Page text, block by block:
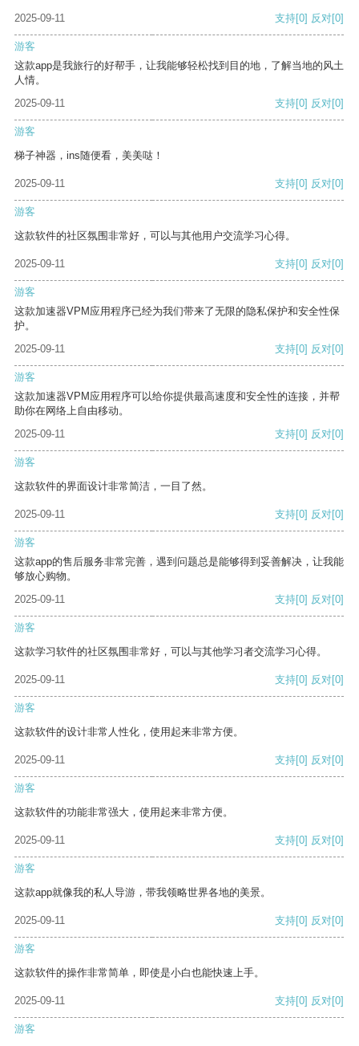
2025-09-11 支持[0] 反对[0]
游客
这款app是我旅行的好帮手，让我能够轻松找到目的地，了解当地的风土
人情。
2025-09-11
支持[0] 反对[0]
游客
梯子神器，ins随便看，美美哒！
2025-09-11 支持[0] 反对[0]
游客
这款软件的社区氛围非常好，可以与其他用户交流学习心得。
2025-09-11 支持[0] 反对[0]
游客
这款加速器VPM应用程序已经为我们带来了无限的隐私保护和安全性保
护。
2025-09-11
支持[0] 反对[0]
游客
这款加速器VPM应用程序可以给你提供最高速度和安全性的连接，并帮
助你在网络上自由移动。
2025-09-11
支持[0] 反对[0]
游客
这款软件的界面设计非常简洁，一目了然。
2025-09-11 支持[0] 反对[0]
游客
这款app的售后服务非常完善，遇到问题总是能够得到妥善解决，让我能
够放心购物。
2025-09-11
支持[0] 反对[0]
游客
这款学习软件的社区氛围非常好，可以与其他学习者交流学习心得。
2025-09-11 支持[0] 反对[0]
游客
这款软件的设计非常人性化，使用起来非常方便。
2025-09-11 支持[0] 反对[0]
游客
这款软件的功能非常强大，使用起来非常方便。
2025-09-11 支持[0] 反对[0]
游客
这款app就像我的私人导游，带我领略世界各地的美景。
2025-09-11 支持[0] 反对[0]
游客
这款软件的操作非常简单，即使是小白也能快速上手。
2025-09-11 支持[0] 反对[0]
游客